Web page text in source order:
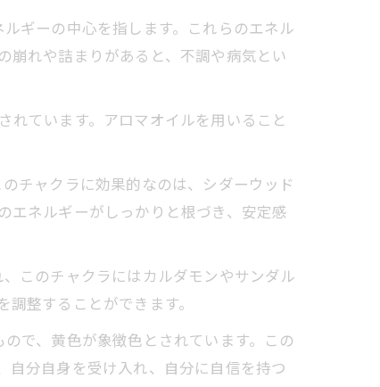
ギーの中心を指します。これらのエネル
崩れや詰まりがあると、不調や病気とい
ています。アロマオイルを用いること
チャクラに効果的なのは、シダーウッド
エネルギーがしっかりと根づき、安定感
このチャクラにはカルダモンやサンダル
整することができます。
で、黄色が象徴色とされています。この
自分自身を受け入れ、自分に自信を持つ